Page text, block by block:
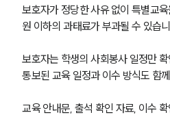
보호자가 정당한 사유 없이 특별교
원 이하의 과태료가 부과될 수 있습
보호자는 학생의 사회봉사 일정만
통보된 교육 일정과 이수 방식도 함
교육 안내문, 출석 확인 자료, 이수